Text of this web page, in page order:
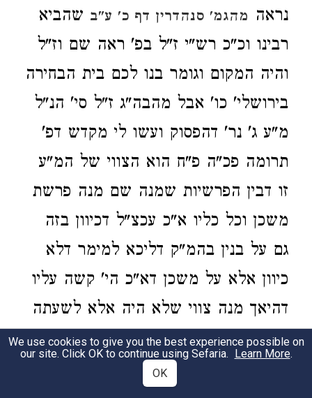
נראה מהגמ' סנהדרין דף כ' ע"ב שהביא
רבינו וכ"כ רש"י ז"ל בפ' ראה שם וז"ל
והיה המקום וגומר בנו לכם בית הבחירה
בירושלי' כו' אבל מהבה"ג ז"ל סי' הנ"ל
מ"ע ג' נר' דהפסוק ועשו לי מקדש דפ'
תרומה פכ"ה פ"ח הוא הצווי של המ"ע
זו דבין הפרשיות שמנה שם מנה פרשת
משכן וכל כליו א"כ עכצ"ל דכיוון בזה
גם על בנין בהמ"ק דליכא למימר דלא
כיוון אלא על משכן דא"כ הי' קשה עליו
דהיאך מנה צווי שלא היה אלא לשעתה
הלא לפמ"ש הרמב"ן ז"ל בהשגותיו על
הסה"מ בריש שרש ג' גם הבה"ג מודה
We use cookies to give you the best experience possible on
our site. Click OK to continue using Sefaria. Learn More.
OK